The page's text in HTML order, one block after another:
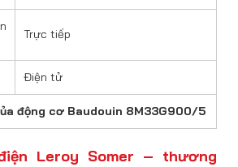
Trực tiếp
Điện tử
động cơ Baudouin 8M33G900/5
Leroy Somer – thương